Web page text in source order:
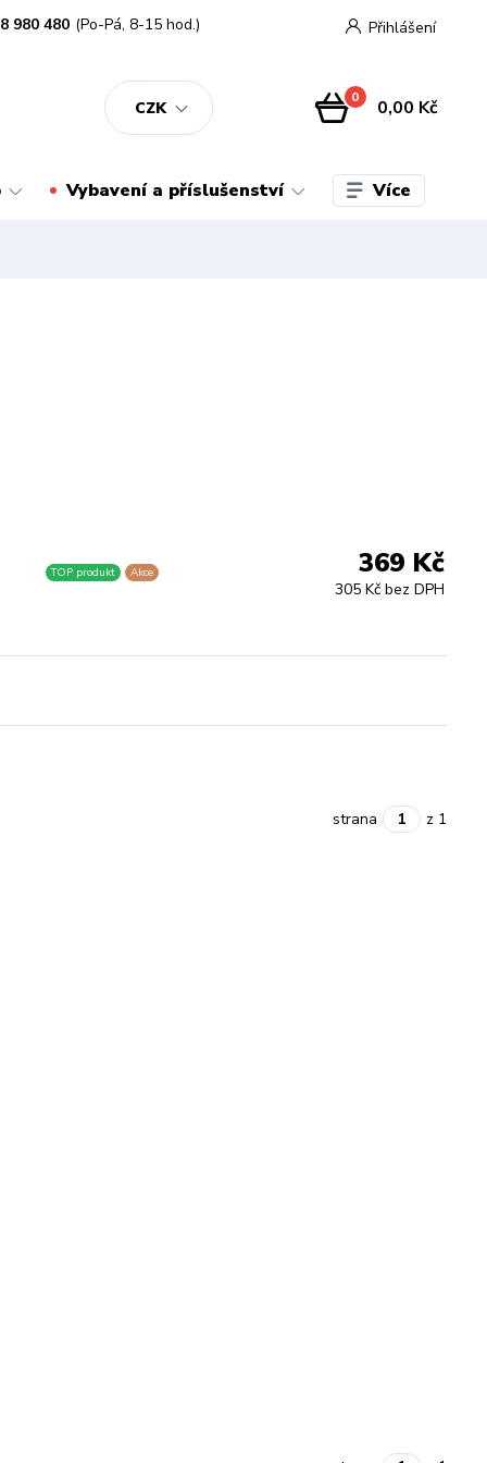
CZK
Přihlášení
980 480 (Po-Pá, 8-15 hod.)
0 0,00 Kč
Vybavení a příslušenství Více
TOP produkt Akce 369 Kč
305 Kč bez DPH
strana z 1